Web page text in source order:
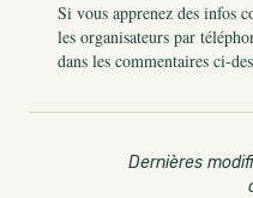
Si vous apprenez des infos
les organisateurs par
dans les commentaires ci-
Dernières